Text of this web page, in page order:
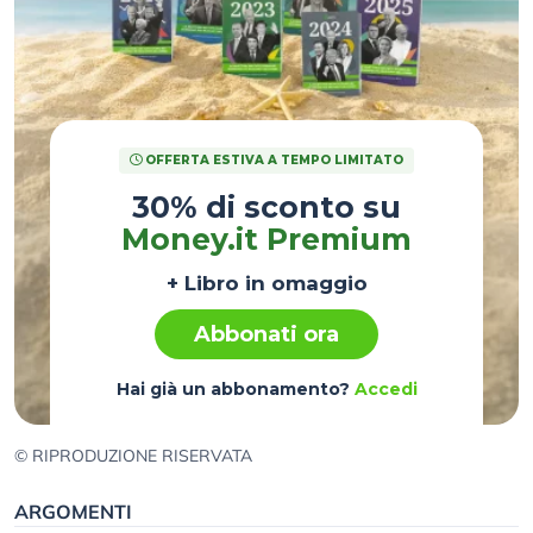
OFFERTA ESTIVA A TEMPO LIMITATO
30% di sconto su
Money.it Premium
+ Libro in omaggio
Abbonati ora
Hai già un abbonamento? Accedi
© RIPRODUZIONE RISERVATA
ARGOMENTI